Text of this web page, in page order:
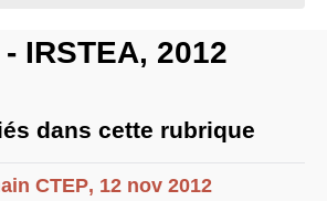
RECH
IRSTEA, 2012
dans cette rubrique
CTEP, 12 nov 2012